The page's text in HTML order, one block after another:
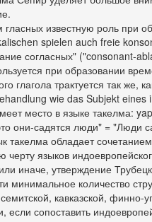
известную роль при
spielen auch freie
согласных" ("consonant-
при образовании
глагола трактуется так же,
wie das Subjekt eines
место в языке такелма:
они-садятся люди" = "Люди
такелма обладает
черту языков
иначе, утверждение
минимальное количество
кавказской,
если сопоставить